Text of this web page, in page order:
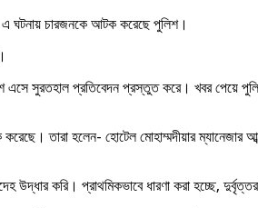
এ ঘটনায় চারজনকে আটক করেছে পুলিশ।
এসে সুরতহাল প্রতিবেদন প্রস্তুত করে। খবর
তারা হলেন- হোটেল মোহাম্মদীয়ার ম্যানেজার
উদ্ধার করি। প্রাথমিকভাবে ধারণা করা হচ্ছে,